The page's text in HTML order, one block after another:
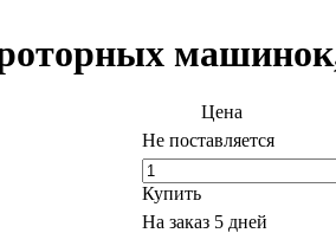
Цена
Не поставляется
Купить
На заказ 5 дней